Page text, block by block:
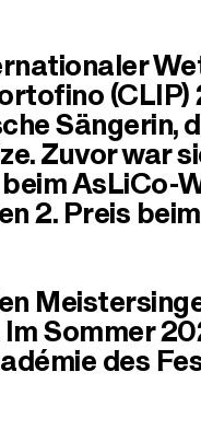
(CLIP)
Sängerin,
Zuvor war
AsLiCo-
2. Preis
Sommer
des